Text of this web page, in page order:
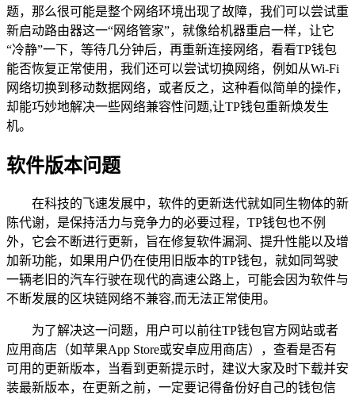
题，那么很可能是整个网络环境出现了故障，我们可以尝试重
新启动路由器这一“网络管家”，就像给机器重启一样，让它
“冷静”一下，等待几分钟后，再重新连接网络，看看TP钱包
能否恢复正常使用，我们还可以尝试切换网络，例如从Wi-Fi
网络切换到移动数据网络，或者反之，这种看似简单的操作，
却能巧妙地解决一些网络兼容性问题,让TP钱包重新焕发生
机。
软件版本问题
在科技的飞速发展中，软件的更新迭代就如同生物体的新
陈代谢，是保持活力与竞争力的必要过程，TP钱包也不例
外，它会不断进行更新，旨在修复软件漏洞、提升性能以及增
加新功能，如果用户仍在使用旧版本的TP钱包，就如同驾驶
一辆老旧的汽车行驶在现代的高速公路上，可能会因为软件与
不断发展的区块链网络不兼容,而无法正常使用。
为了解决这一问题，用户可以前往TP钱包官方网站或者
应用商店（如苹果App Store或安卓应用商店），查看是否有
可用的更新版本，当看到更新提示时，建议大家及时下载并安
装最新版本，在更新之前，一定要记得备份好自己的钱包信